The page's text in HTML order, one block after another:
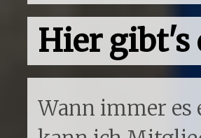
Hier gibt's
Wann immer es